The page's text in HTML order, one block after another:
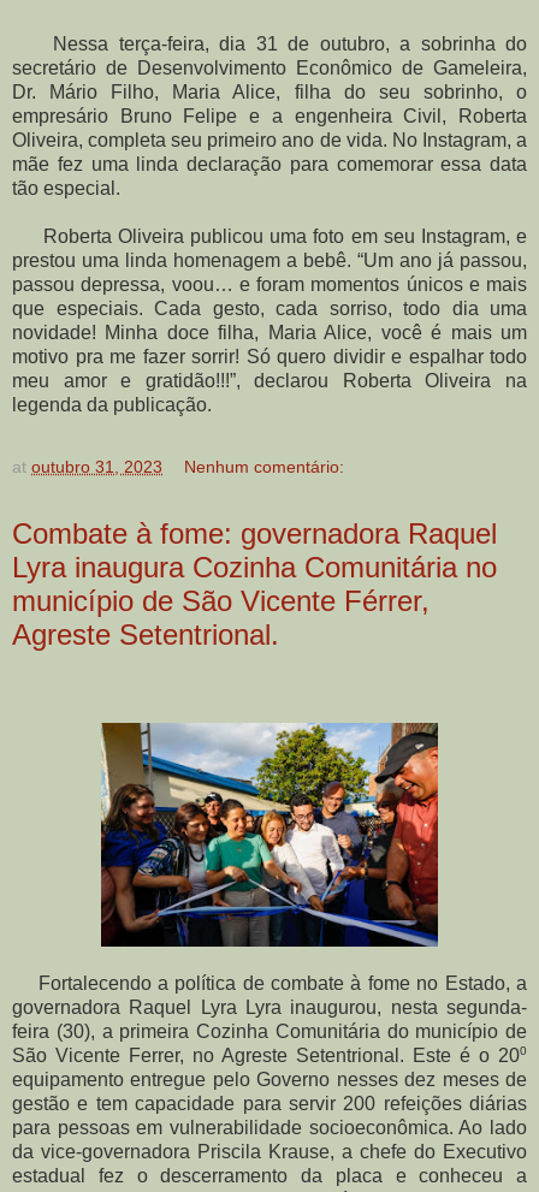
Nessa terça-feira, dia 31 de outubro, a sobrinha do
secretário de Desenvolvimento Econômico de Gameleira,
Dr. Mário Filho, Maria Alice, filha do seu sobrinho, o
empresário Bruno Felipe e a engenheira Civil, Roberta
Oliveira, completa seu primeiro ano de vida. No Instagram, a
mãe fez uma linda declaração para comemorar essa data
tão especial.
Roberta Oliveira publicou uma foto em seu Instagram, e
prestou uma linda homenagem a bebê. “Um ano já passou,
passou depressa, voou… e foram momentos únicos e mais
que especiais. Cada gesto, cada sorriso, todo dia uma
novidade! Minha doce filha, Maria Alice, você é mais um
motivo pra me fazer sorrir! Só quero dividir e espalhar todo
meu amor e gratidão!!!”, declarou Roberta Oliveira na
legenda da publicação.
at outubro 31, 2023 Nenhum comentário:
Combate à fome: governadora Raquel
Lyra inaugura Cozinha Comunitária no
município de São Vicente Férrer,
Agreste Setentrional.
Fortalecendo a política de combate à fome no Estado, a
governadora Raquel Lyra Lyra inaugurou, nesta segunda-
feira (30), a primeira Cozinha Comunitária do município de
São Vicente Ferrer, no Agreste Setentrional. Este é o 20⁰
equipamento entregue pelo Governo nesses dez meses de
gestão e tem capacidade para servir 200 refeições diárias
para pessoas em vulnerabilidade socioeconômica. Ao lado
da vice-governadora Priscila Krause, a chefe do Executivo
estadual fez o descerramento da placa e conheceu a